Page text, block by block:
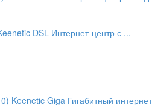
DSL Интернет-центр с ...